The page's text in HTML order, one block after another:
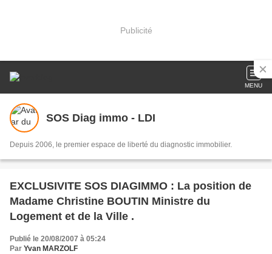
Publicité
MENU
SOS Diag immo - LDI
Depuis 2006, le premier espace de liberté du diagnostic immobilier.
EXCLUSIVITE SOS DIAGIMMO : La position de
Madame Christine BOUTIN Ministre du
Logement et de la Ville .
Publié le 20/08/2007 à 05:24
Par Yvan MARZOLF